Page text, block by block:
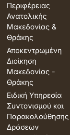
Περιφέρειας
Ανατολικής
Μακεδονίας &
Θράκης
Αποκεντρωμένη
Διοίκηση
Μακεδονίας -
Θράκης
Ειδική Υπηρεσία
Συντονισμού και
Παρακολούθησης
Δράσεων